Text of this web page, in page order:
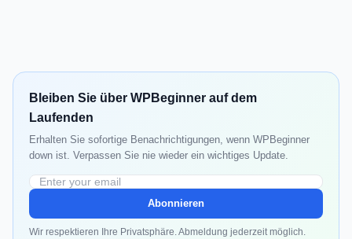
Bleiben Sie über WPBeginner auf dem
Laufenden
Erhalten Sie sofortige Benachrichtigungen, wenn WPBeginner
down ist. Verpassen Sie nie wieder ein wichtiges Update.
Abonnieren
Wir respektieren Ihre Privatsphäre. Abmeldung jederzeit möglich.